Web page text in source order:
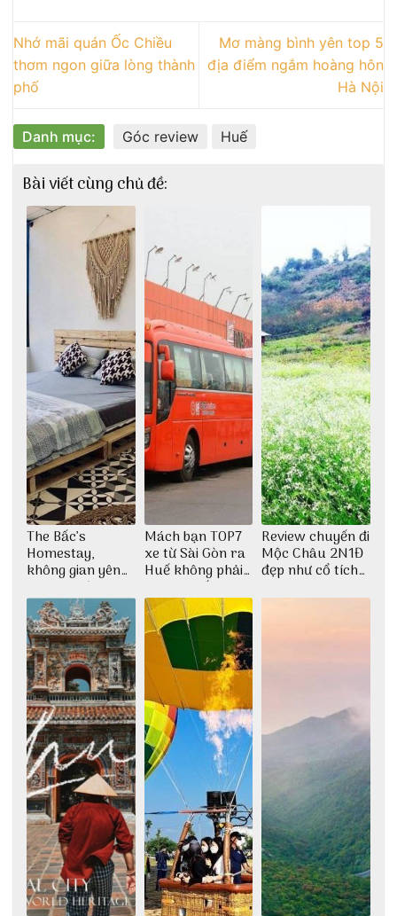
Nhớ mãi quán Ốc Chiều
thơm ngon giữa lòng thành
phố
Mơ màng bình yên top 5
địa điểm ngắm hoàng hôn
Hà Nội
Danh mục: Góc review Huế
Bài viết cùng chủ đề:
The Bấc’s
Homestay,
không gian yên
bình tại Hòn Sơn
Mách bạn TOP7
xe từ Sài Gòn ra
Huế không phải
ai cũng biết
Review chuyến đi
Mộc Châu 2N1Đ
đẹp như cổ tích
Thu Hà